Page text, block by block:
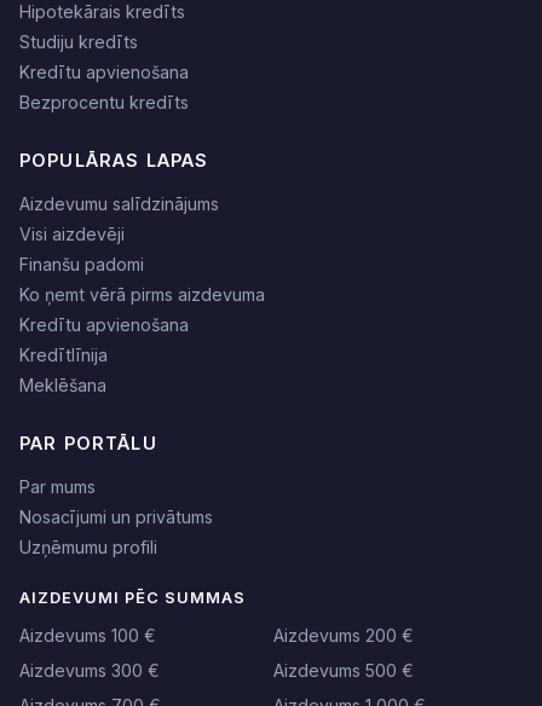
Hipotekārais kredīts
Studiju kredīts
Kredītu apvienošana
Bezprocentu kredīts
POPULĀRAS LAPAS
Aizdevumu salīdzinājums
Visi aizdevēji
Finanšu padomi
Ko ņemt vērā pirms aizdevuma
Kredītu apvienošana
Kredītlīnija
Meklēšana
PAR PORTĀLU
Par mums
Nosacījumi un privātums
Uzņēmumu profili
AIZDEVUMI PĒC SUMMAS
Aizdevums 100 €
Aizdevums 200 €
Aizdevums 300 €
Aizdevums 500 €